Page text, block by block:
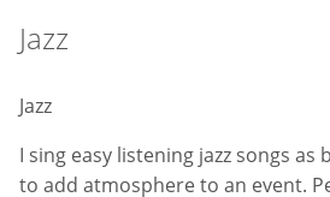
I wear a suit and tie and provide